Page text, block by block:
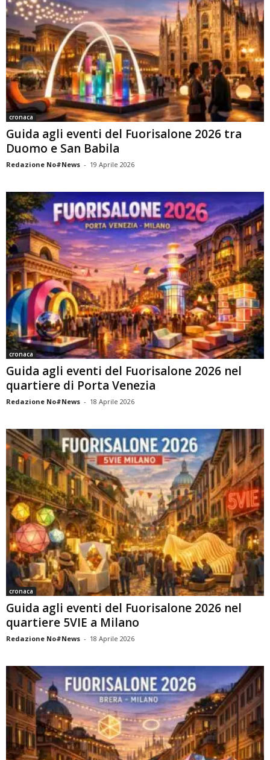
cronaca
Guida agli eventi del Fuorisalone 2026 tra
Duomo e San Babila
Redazione No#News - 19 Aprile 2026
cronaca
Guida agli eventi del Fuorisalone 2026 nel
quartiere di Porta Venezia
Redazione No#News - 18 Aprile 2026
cronaca
Guida agli eventi del Fuorisalone 2026 nel
quartiere 5VIE a Milano
Redazione No#News - 18 Aprile 2026